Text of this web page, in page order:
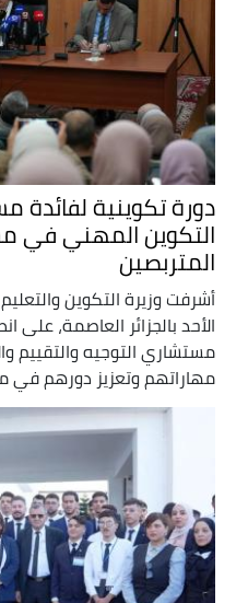
دورة تكوينية لفائدة
التكوين المهني في
المتربصين
أشرفت وزيرة التكوين
الأحد بالجزائر العاصمة، على
مستشاري التوجيه والتقييم
مهاراتهم وتعزيز دورهم في